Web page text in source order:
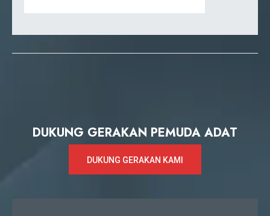
DUKUNG GERAKAN PEMUDA ADAT
DUKUNG GERAKAN KAMI